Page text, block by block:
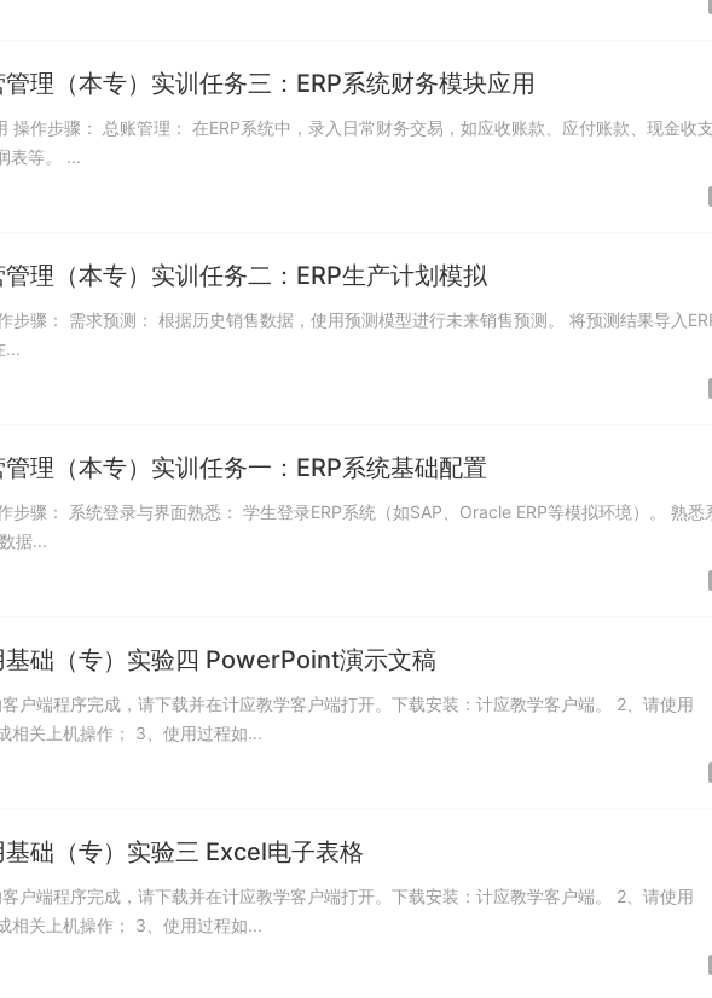
理（本专）实训任务三：ERP系统财务模块应用
账款、应付账款、现金收支等。
生成总账报表，如资产负债表、利润表等。 ...
理（本专）实训任务二：ERP生产计划模拟
将预测结果导入ERP系
MPS）制定： 在...
理（本专）实训任务一：ERP系统基础配置
拟环境）。 熟悉系统主
能模块。 基础数据...
础（专）实验四 PowerPoint演示文稿
户端程序完成，请下载并在计应教学客户端打开。下载安装：计应教学客户端。 2、请使用
相关上机操作； 3、使用过程如...
础（专）实验三 Excel电子表格
户端程序完成，请下载并在计应教学客户端打开。下载安装：计应教学客户端。 2、请使用
相关上机操作； 3、使用过程如...